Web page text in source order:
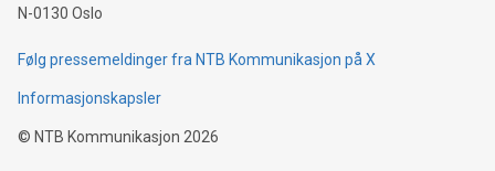
N-0130 Oslo
Følg pressemeldinger fra NTB Kommunikasjon på X
Informasjonskapsler
© NTB Kommunikasjon 2026